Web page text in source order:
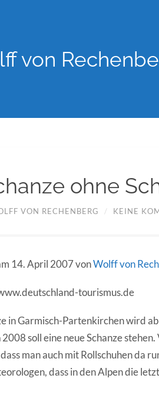
von
ohne
VON RECHENBERG / KEINE
14. April 2007 vonWolff von
tourismus.de
in Garmisch-Partenkirchen wird
soll eine neue Schanze
man auch mit Rollschuhen da
dass in den Alpen die